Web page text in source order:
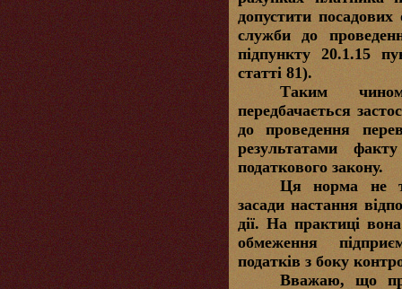
допустити посадових
служби до
підпункту 20.1.15
статті 81).
Таким
передбачається
до проведення
результатами
податкового закону.
Ця норма не
засади настання
дії. На практиці
обмеження
податків з боку
Вважаю, що